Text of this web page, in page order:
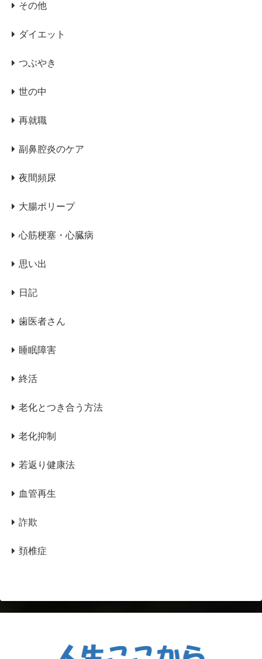
その他
ダイエット
つぶやき
世の中
再就職
副鼻腔炎のケア
夜間頻尿
大腸ポリープ
心筋梗塞・心臓病
思い出
日記
歯医者さん
睡眠障害
終活
老化とつき合う方法
老化抑制
若返り健康法
血管再生
詐欺
頚椎症